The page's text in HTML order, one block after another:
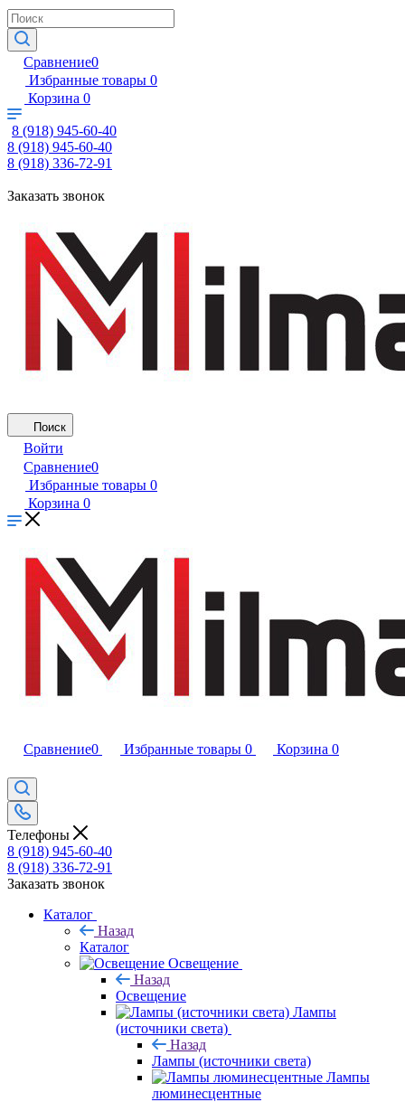
Сравнение0
Избранные товары 0
Корзина 0
8 (918) 945-60-40
8 (918) 945-60-40
8 (918) 336-72-91
Заказать звонок
Поиск
Войти
Сравнение0
Избранные товары 0
Корзина 0
Сравнение0 Избранные товары 0 Корзина 0
Телефоны
8 (918) 945-60-40
8 (918) 336-72-91
Заказать звонок
Каталог
Назад
Каталог
Освещение
Назад
Освещение
Лампы
(источники света)
Назад
Лампы (источники света)
Лампы
люминесцентные